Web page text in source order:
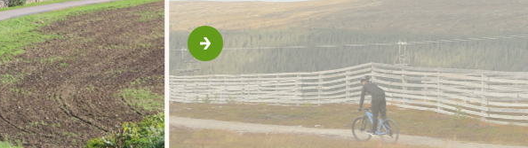
Volgende